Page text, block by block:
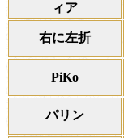
ィア
右に左折
PiKo
パリン